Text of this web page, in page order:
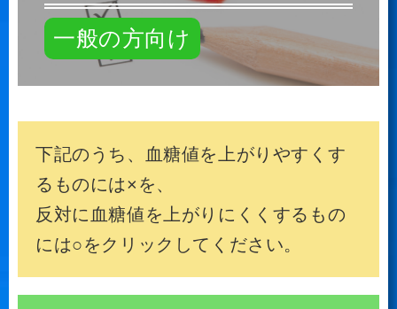
一般の方向け
下記のうち、血糖値を上がりやすくす
るものには×を、
反対に血糖値を上がりにくくするもの
には○をクリックしてください。